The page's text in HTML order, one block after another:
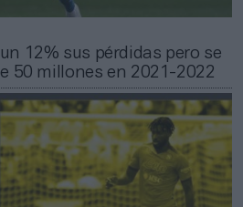
12% sus pérdidas pero se
50 millones en 2021-2022